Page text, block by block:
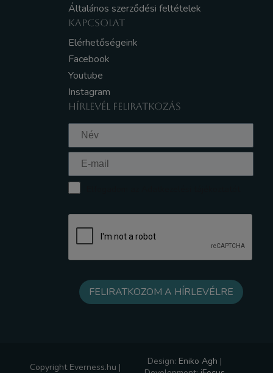
Általános szerződési feltételek
KAPCSOLAT
Elérhetőségeink
Facebook
Youtube
Instagram
HÍRLEVÉL FELIRATKOZÁS
Copyright Everness.hu |
Design: Eniko Agh |